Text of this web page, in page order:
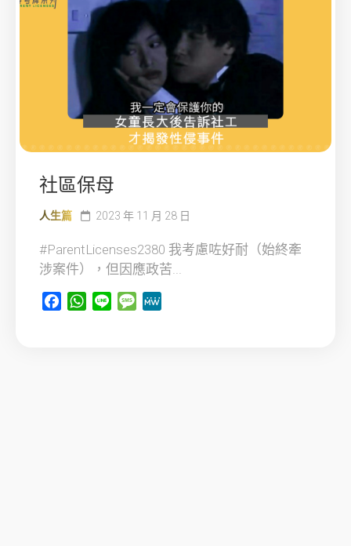
社區保母
人生篇 2023 年 11 月 28 日
#ParentLicenses2380 我考慮咗好耐（始終牽
涉案件），但因應政苦...
FacebookWhatsApp
Line Message